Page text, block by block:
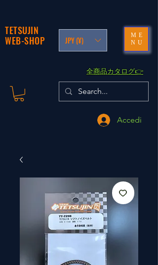
TETSUJIN
WEB-SHOP
JPY (¥)
ME
NU
​全商品カタログ👉
Accedi